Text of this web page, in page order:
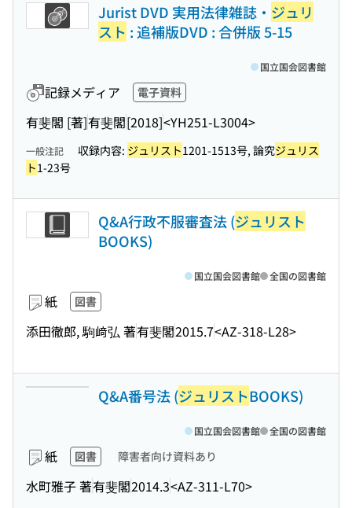
Jurist DVD 実用法律雑誌・ ジュリ
スト : 追補版DVD : 合併版 5-15
記録メディア 電子資料
有斐閣 [著]有斐閣[2018]<YH251-L3004>
国立国会図書館
一般注記 収録内容: ジュリスト1201-1513号, 論究ジュリス
ト1-23号
Q&A行政不服審査法 (ジュリスト
BOOKS)
紙 図書
添田徹郎, 駒﨑弘 著有斐閣2015.7<AZ-318-L28>
国立国会図書館 全国の図書館
Q&A番号法 (ジュリストBOOKS)
紙 図書 障害者向け資料あり
水町雅子 著有斐閣2014.3<AZ-311-L70>
国立国会図書館 全国の図書館